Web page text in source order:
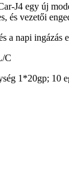
J4 egy új
és vezetői
a napi ingázás
C
1*20gp; 10